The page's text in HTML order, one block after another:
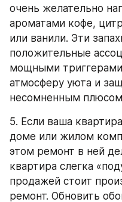
очень желательно
ароматами кофе,
или ванили. Эти
положительные
мощными
атмосферу уюта и
несомненным плюсом
5. Если ваша
доме или жилом
этом ремонт в ней
квартира слегка
продажей стоит
ремонт. Обновить